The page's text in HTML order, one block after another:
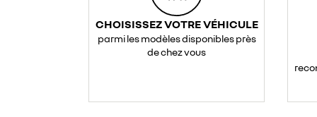
CHOISISSEZ VOTRE VÉHICULE
parmi les modèles disponibles près
de chez vous